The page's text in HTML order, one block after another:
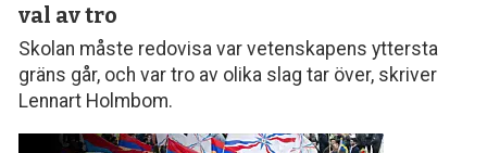
val av tro
Skolan måste redovisa var vetenskapens yttersta
gräns går, och var tro av olika slag tar över, skriver
Lennart Holmbom.